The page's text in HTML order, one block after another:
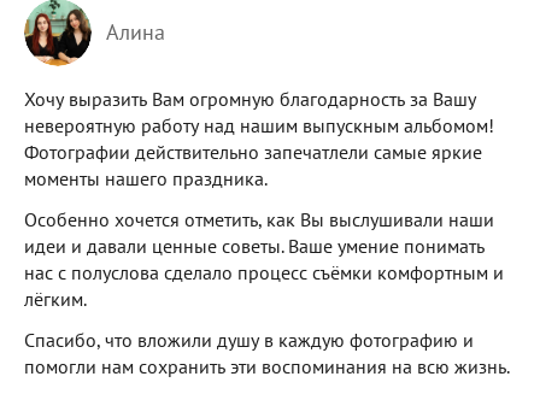
Алина
Хочу выразить Вам огромную благодарность за Вашу
невероятную работу над нашим выпускным альбомом!
Фотографии действительно запечатлели самые яркие
моменты нашего праздника.
Особенно хочется отметить, как Вы выслушивали наши
идеи и давали ценные советы. Ваше умение понимать
нас с полуслова сделало процесс съёмки комфортным и
лёгким.
Спасибо, что вложили душу в каждую фотографию и
помогли нам сохранить эти воспоминания на всю жизнь.